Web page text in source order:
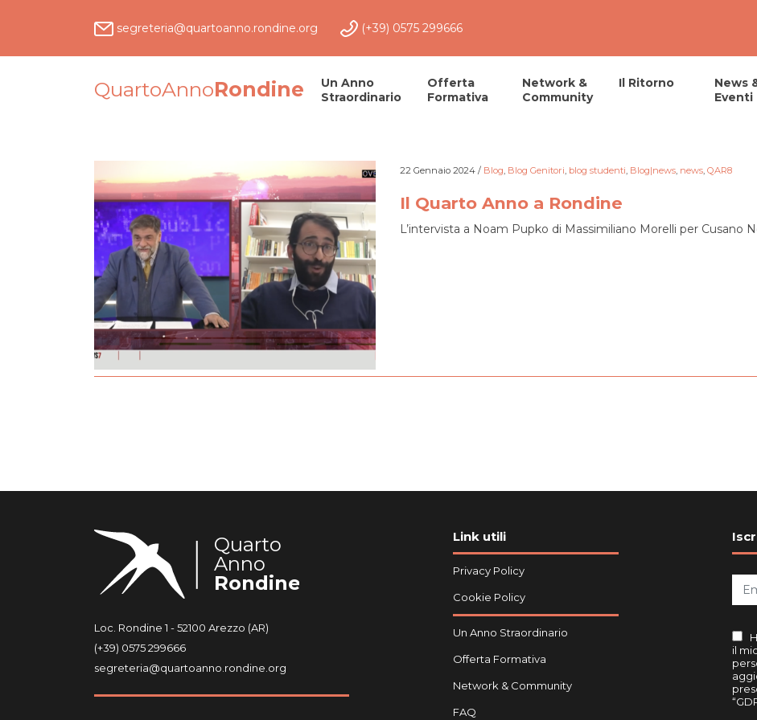
segreteria@quartoanno.rondine.org (+39) 0575 299666
QuartoAnnoRondine
Un Anno
Straordinario
Offerta
Formativa
Network &
Community
Il Ritorno
News
Eventi
22 Gennaio 2024 / Blog, Blog Genitori, blog studenti, Blog|news, news, QAR8
Il Quarto Anno a Rondine
L’intervista a Noam Pupko di Massimiliano Morelli per Cusano
Quarto
Anno
Rondine
Loc. Rondine 1 - 52100 Arezzo (AR)
(+39) 0575 299666
segreteria@quartoanno.rondine.org
Link utili
Privacy Policy
Cookie Policy
Un Anno Straordinario
Offerta Formativa
Network & Community
FAQ
il